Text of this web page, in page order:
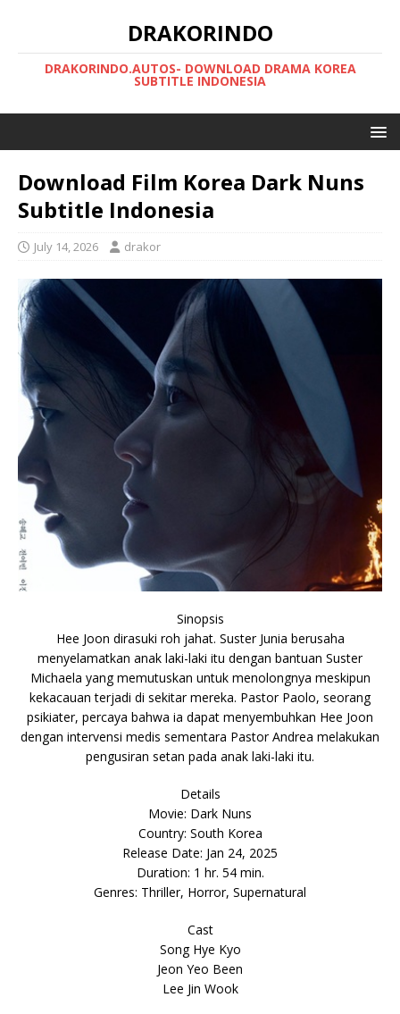
DRAKORINDO
DRAKORINDO.AUTOS- DOWNLOAD DRAMA KOREA
SUBTITLE INDONESIA
Download Film Korea Dark Nuns
Subtitle Indonesia
July 14, 2026 drakor
Sinopsis
Hee Joon dirasuki roh jahat. Suster Junia berusaha
menyelamatkan anak laki-laki itu dengan bantuan Suster
Michaela yang memutuskan untuk menolongnya meskipun
kekacauan terjadi di sekitar mereka. Pastor Paolo, seorang
psikiater, percaya bahwa ia dapat menyembuhkan Hee Joon
dengan intervensi medis sementara Pastor Andrea melakukan
pengusiran setan pada anak laki-laki itu.
Details
Movie: Dark Nuns
Country: South Korea
Release Date: Jan 24, 2025
Duration: 1 hr. 54 min.
Genres: Thriller, Horror, Supernatural
Cast
Song Hye Kyo
Jeon Yeo Been
Lee Jin Wook